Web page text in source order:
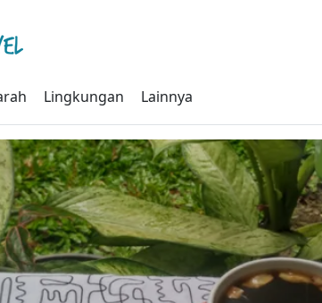
Lingkungan Lainnya